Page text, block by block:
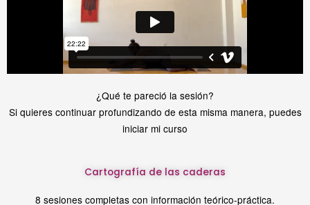
¿Qué te pareció la sesión?
Si quieres continuar profundizando de esta misma manera, puedes
iniciar mi curso
Cartografía de las caderas
8 sesiones completas con información teórico-práctica.